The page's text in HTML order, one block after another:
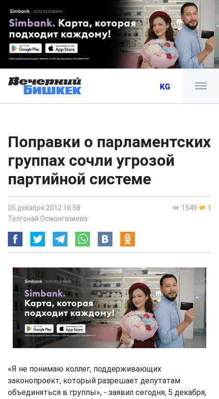
KG
Поправки о парламентских
группах сочли угрозой
партийной системе
1549 1
05 декабря 2012 16:58
Толгонай Осмонгазиева
«Я не понимаю коллег, поддерживающих
законопроект, который разрешает депутатам
объединяться в группы», - заявил сегодня, 5 декабря,